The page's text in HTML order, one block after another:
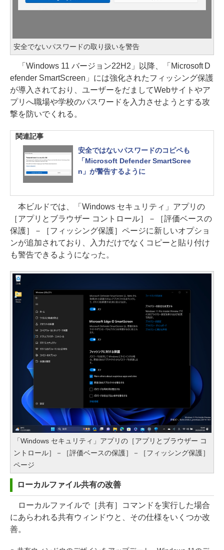
安全でないパスワードの取り扱いを警告
「Windows 11 バージョン22H2」以降、「Microsoft D
efender SmartScreen」には強化されたフィッシング保護
が導入されており、ユーザーをだましてWebサイトやア
プリへ職場や学校のパスワードを入力させようとする攻
撃を防いでくれる。
関連記事
安全ではないパスワードのコピペも
「Microsoft Defender SmartScree
n」が警告するように
本ビルドでは、「Windows セキュリティ」アプリの
［アプリとブラウザー コントロール］－［評価ベースの
保護］－［フィッシング保護］ページに新しいオプショ
ンが追加されており、入力だけでなくコピーと貼り付け
も警告できるようになった。
「Windows セキュリティ」アプリの［アプリとブラウザー コ
ントロール］－［評価ベースの保護］－［フィッシング保護］
ページ
ローカルファイル共有の改善
ローカルファイルで［共有］コマンドを実行した場合
にあらわれる共有ウィンドウと、その仕様をいくつか改
善。